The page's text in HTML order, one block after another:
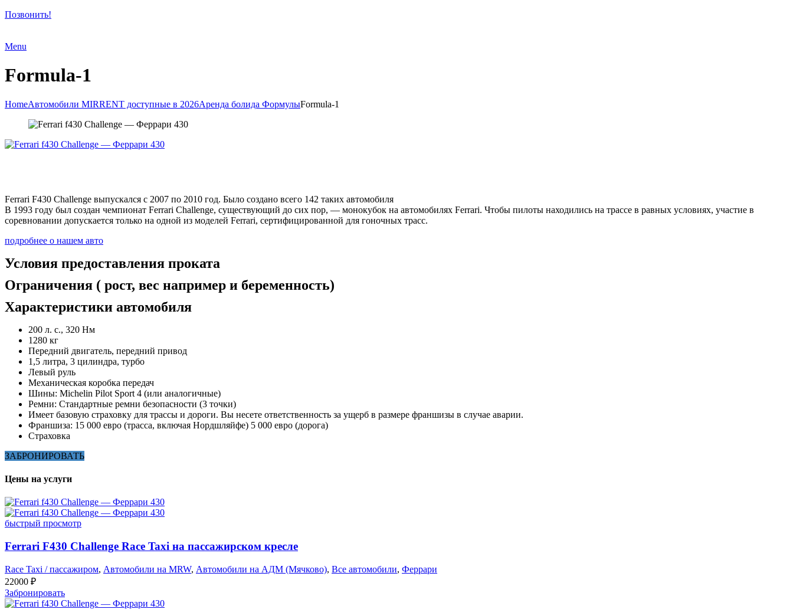
Позвонить!
Menu
Formula-1
HomeАвтомобили MIRRENT доступные в 2026Аренда болида ФормулыFormula-1
Ferrari F430 Challenge выпускался с 2007 по 2010 год. Было создано всего 142 таких автомобиля
В 1993 году был создан чемпионат Ferrari Challenge, существующий до сих пор, — монокубок на автомобилях Ferrari. Чтобы пилоты находились на трассе в равных условиях, участие в
соревновании допускается только на одной из моделей Ferrari, сертифицированной для гоночных трасс.
подробнее о нашем авто
Условия предоставления проката
Ограничения ( рост, вес например и беременность)
Характеристики автомобиля
200 л. с., 320 Нм
1280 кг
Передний двигатель, передний привод
1,5 литра, 3 цилиндра, турбо
Левый руль
Механическая коробка передач
Шины: Michelin Pilot Sport 4 (или аналогичные)
Ремни: Стандартные ремни безопасности (3 точки)
Имеет базовую страховку для трассы и дороги. Вы несете ответственность за ущерб в размере франшизы в случае аварии.
Франшиза: 15 000 евро (трасса, включая Нордшляйфе) 5 000 евро (дорога)
Страховка
ЗАБРОНИРОВАТЬ
Цены на услуги
быстрый просмотр
Ferrari F430 Challenge Race Taxi на пассажирском кресле
Race Taxi / пассажиром, Автомобили на MRW, Автомобили на АДМ (Мячково), Все автомобили, Феррари
22000 ₽
Забронировать